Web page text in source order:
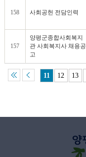
158 사회공헌 전담인력
157
양평군종합사회복지
관 사회복지사 채용공
고
11 12 13